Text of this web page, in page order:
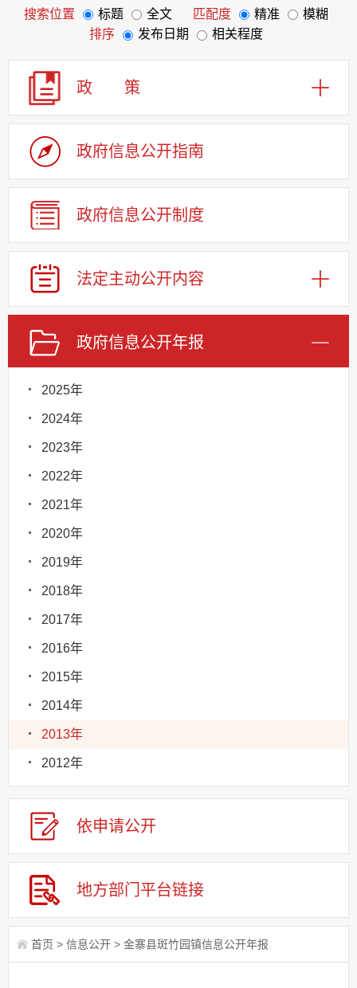
搜索位置 标题 全文 匹配度 精准
模糊
排序
发布日期 相关程度
政 策
政府信息公开指南
政府信息公开制度
法定主动公开内容
政府信息公开年报
2025年
2024年
2023年
2022年
2021年
2020年
2019年
2018年
2017年
2016年
2015年
2014年
2013年
2012年
依申请公开
地方部门 平台链接
首页 > 信息公开 > 金寨县斑竹园镇信息公开年报